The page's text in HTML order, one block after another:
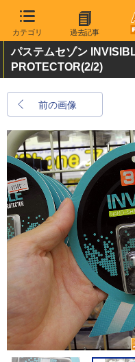
カテゴリ 過去記事
パステムセゾン
PROTECTOR(2/2)
前の画像